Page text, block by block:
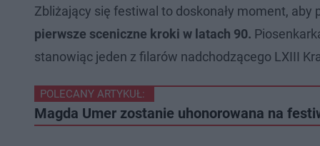
Zbliżający się festiwal to doskonały moment, aby
pierwsze sceniczne kroki w latach 90.
stanowiąc jeden z filarów nadchodzącego LXIII
POLECANY ARTYKUŁ:
Magda Umer zostanie uhonorowana na